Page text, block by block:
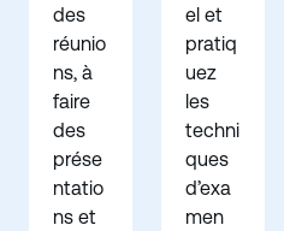
des
réunio
ns, à
faire
des
prése
ntatio
ns et
el et
pratiq
uez
les
techni
ques
d’exa
men